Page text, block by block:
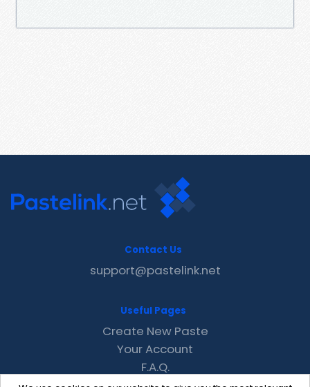
Contact Us
support@pastelink.net
Useful Pages
Create New Paste
Your Account
F.A.Q.